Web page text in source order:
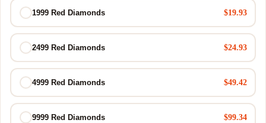
1999 Red Diamonds $19.93
2499 Red Diamonds $24.93
4999 Red Diamonds $49.42
9999 Red Diamonds $99.34